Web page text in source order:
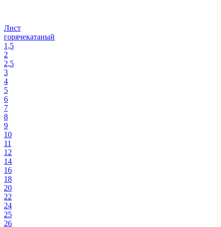
Лист
горячекатаный
1,5
2
2,5
3
4
5
6
7
8
9
10
11
12
14
16
18
20
22
24
25
26